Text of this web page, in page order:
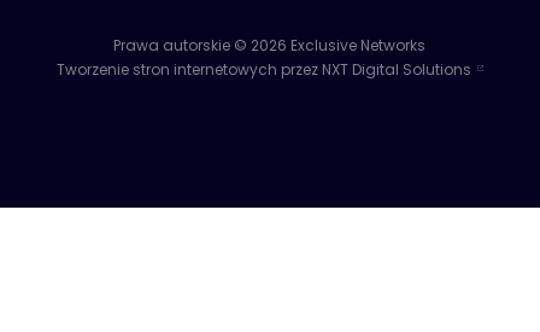
Prawa autorskie © 2026 Exclusive Networks
Tworzenie stron internetowych przez NXT Digital Solutions